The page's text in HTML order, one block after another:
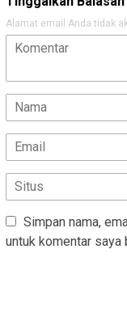
Alamat email Anda tidak
Simpan nama,
untuk komentar saya